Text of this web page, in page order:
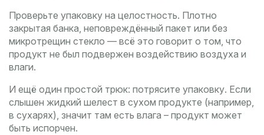
Проверьте упаковку на целостность. Плотно
закрытая банка, неповреждённый пакет или без
микротрещин стекло — всё это говорит о том, что
продукт не был подвержен воздействию воздуха и
влаги.
И ещё один простой трюк: потрясите упаковку. Если
слышен жидкий шелест в сухом продукте (например,
в сухарях), значит там есть влага – продукт может
быть испорчен.